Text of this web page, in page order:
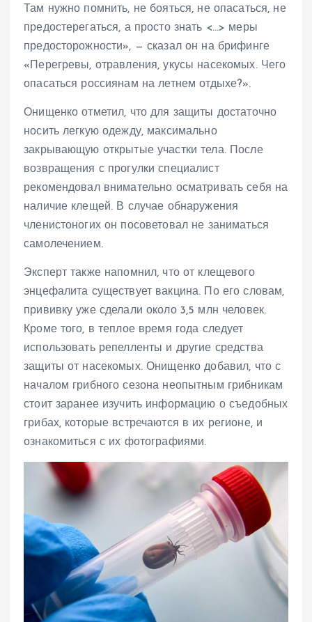
Там нужно помнить, не бояться, не опасаться, не
предостерегаться, а просто знать <…> меры
предосторожности», — сказал он на брифинге
«Перегревы, отравления, укусы насекомых. Чего
опасаться россиянам на летнем отдыхе?».
Онищенко отметил, что для защиты достаточно
носить легкую одежду, максимально
закрывающую открытые участки тела. После
возвращения с прогулки специалист
рекомендовал внимательно осматривать себя на
наличие клещей. В случае обнаружения
членистоногих он посоветовал не заниматься
самолечением.
Эксперт также напомнил, что от клещевого
энцефалита существует вакцина. По его словам,
прививку уже сделали около 3,5 млн человек.
Кроме того, в теплое время года следует
использовать репелленты и другие средства
защиты от насекомых. Онищенко добавил, что с
началом грибного сезона неопытным грибникам
стоит заранее изучить информацию о съедобных
грибах, которые встречаются в их регионе, и
ознакомиться с их фотографиями.